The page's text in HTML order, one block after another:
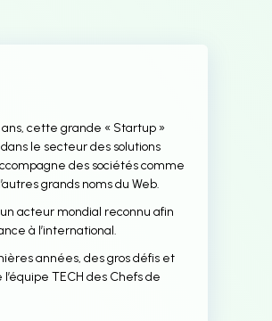
ans, cette grande « Startup »
le secteur des solutions
des sociétés comme
grands noms du Web.
acteur mondial reconnu afin
à l’international.
années, des gros défis et
TECH des Chefs de